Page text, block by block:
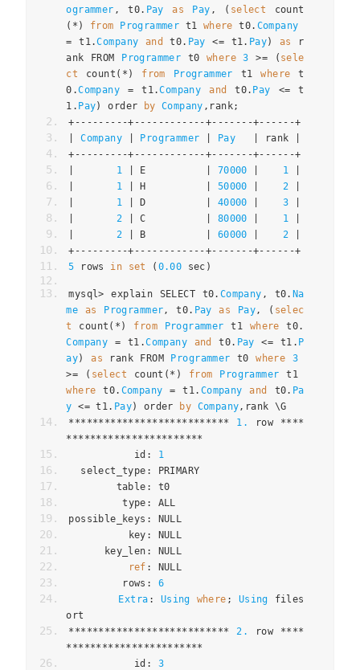
ogrammer , t0. Pay as Pay , ( select count
(*)
from Programmer t1 where t0. Company
= t1.Company and t0. Pay <= t1. Pay) as
r
ank FROM
Programmer t0 where 3 >= ( sele
ct count (*) from Programmer t1 where t
0 .Company = t1.Company and t0. Pay <= t
1 . Pay) order by Company , rank;
+---------+------------+-------+------+
Company Programmer Pay rank
+---------+------------+-------+------+
1 E 70000 1
1 H 50000 2
1 D 40000 3
2 C 80000 1
2 B 60000 2
+---------+------------+-------+------+
5 rows in set ( 0.00 sec )
mysql> explain SELECT t0. Company , t0. Na
me
as Programmer, t0. Pay as Pay, ( selec
t
count (*) from Programmer t1 where t0.
Company
= t1 .Company and t0. Pay <= t1 . P
ay) as rank FROM Programmer t0 where
3
>=
( select count (*) from Programmer
where t0. Company = t1. Company and t0. Pa
y <= t1. Pay) order by Company, rank \G
***************************
1. row ****
***********************
           id
:
1
  select_type
:
PRIMARY
        table
:
t0
         type
:
ALL
possible_keys :
NULL
          key
:
NULL
      key_len
:
NULL
ref :
NULL
         rows
:
6
Extra : Using where ; Using files
ort
***************************
2. row ****
***********************
           id
:
3